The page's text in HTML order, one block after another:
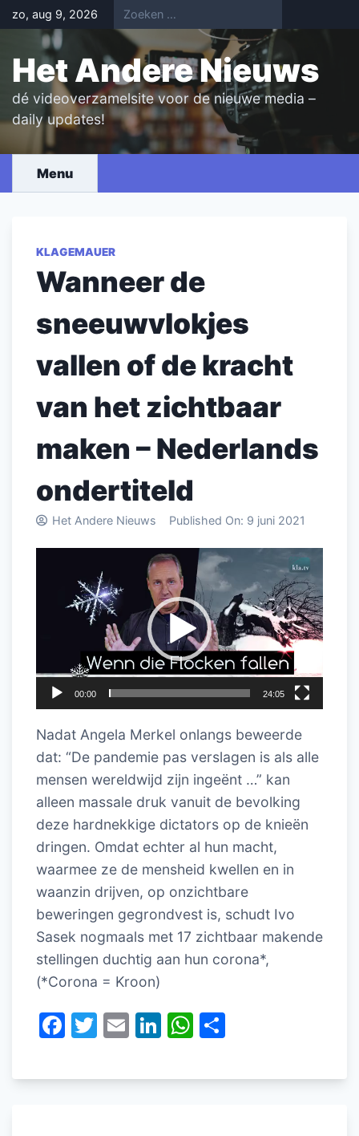
Skip
to
content
zo, aug 9, 2026
Het Andere Nieuws
dé videoverzamelsite voor de nieuwe media –
daily updates!
Menu
KLAGEMAUER
Wanneer de
sneeuwvlokjes
vallen of de kracht
van het zichtbaar
maken – Nederlands
ondertiteld
Het Andere Nieuws Published On: 9 juni 2021
00:00 24:05
Nadat Angela Merkel onlangs beweerde
dat: “De pandemie pas verslagen is als alle
mensen wereldwijd zijn ingeënt …” kan
alleen massale druk vanuit de bevolking
deze hardnekkige dictators op de knieën
dringen. Omdat echter al hun macht,
waarmee ze de mensheid kwellen en in
waanzin drijven, op onzichtbare
beweringen gegrondvest is, schudt Ivo
Sasek nogmaals met 17 zichtbaar makende
stellingen duchtig aan hun corona*,
(*Corona = Kroon)
F
c
T
itt
E
ai
Li
k
W
at e